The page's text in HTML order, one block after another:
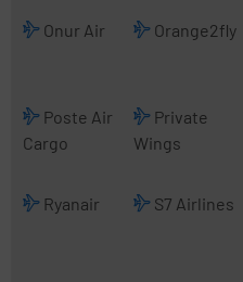
Onur Air Orange2fly
Poste Air
Cargo
Private
Wings
Ryanair S7 Airlines